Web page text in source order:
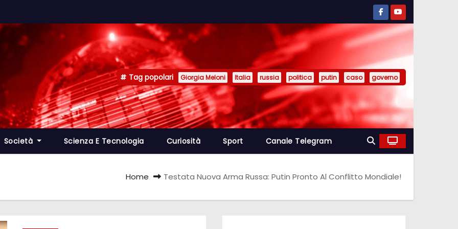
Tag popolari Giorgia Meloni Italia russia politica putin caso governo
Società Scienza E Tecnologia Curiosità Sport Canale Telegram
Home Testata Nuova Arma Russa: Putin Pronto Al Conflitto Mondiale!